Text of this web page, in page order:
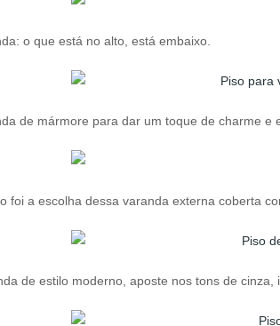
o que está no alto, está embaixo.
de mármore para dar um toque de charme e
foi a escolha dessa varanda externa coberta
de estilo moderno, aposte nos tons de cinza,